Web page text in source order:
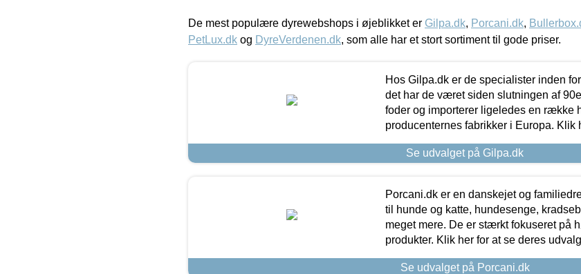
De mest populære dyrewebshops i øjeblikket er Gilpa.dk, Porcani.dk,
PetLux.dk og DyreVerdenen.dk, som alle har et stort sortiment til gode priser.
Hos Gilpa.dk er de specialister inden
det har de været siden slutningen af
foder og importerer ligeledes en række
producenternes fabrikker i Europa. Klik
Se udvalget på Gilpa.dk
Porcani.dk er en danskejet og
til hunde og katte, hundesenge,
meget mere. De er stærkt fokuseret på
produkter. Klik her for at se deres
Se udvalget på Porcani.dk